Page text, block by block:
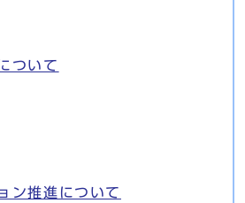
ついて
ン推進について